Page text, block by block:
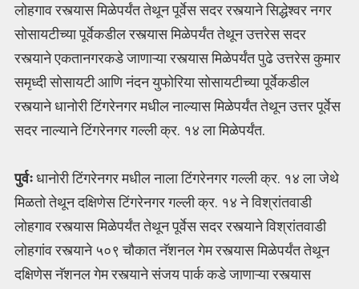
लोहगाव रस्त्यास मिळेपर्यंत तेथून पूर्वेस सदर रस्त्याने सिद्धेश्वर नगर
सोसायटीच्या पूर्वेकडील रस्त्यास मिळेपर्यंत तेथून उत्तरेस सदर
रस्त्याने एकतानगरकडे जाणाऱ्या रस्त्यास मिळेपर्यंत पुढे उत्तरेस कुमार
समृध्दी सोसायटी आणि नंदन युफोरिया सोसायटीच्या पूर्वेकडील
रस्त्याने धानोरी टिंगरेनगर मधील नाल्यास मिळेपर्यंत तेथून उत्तर पूर्वेस
सदर नाल्याने टिंगरेनगर गल्ली क्र. १४ ला मिळेपर्यंत.
पुर्वःधानोरी टिंगरेनगर मधील नाला टिंगरेनगर गल्ली क्र. १४ ला जेथे
मिळतो तेथून दक्षिणेस टिंगरेनगर गल्ली क्र. १४ ने विश्रांतवाडी
लोहगाव रस्त्यास मिळेपर्यंत तेथून पूर्वेस सदर रस्त्याने विश्रांतवाडी
लोहगांव रस्त्याने ५०९ चौकात नॅशनल गेम रस्त्यास मिळेपर्यंत तेथून
दक्षिणेस नॅशनल गेम रस्त्याने संजय पार्क कडे जाणाऱ्या रस्त्यास